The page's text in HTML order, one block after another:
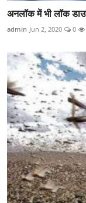
अनलॉक में भी लॉक
admin Jun 2, 2020 0